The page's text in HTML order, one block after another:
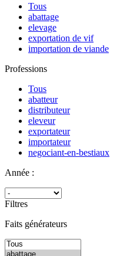
Tous
abattage
elevage
exportation de vif
importation de viande
Professions
Tous
abatteur
distributeur
eleveur
exportateur
importateur
negociant-en-bestiaux
Année :
Filtres
Faits générateurs